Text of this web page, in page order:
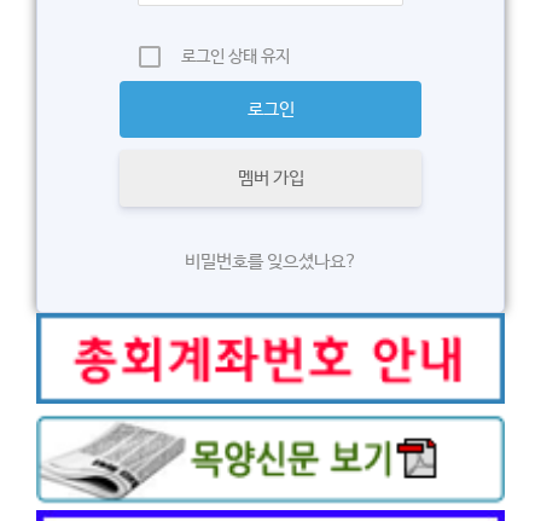
로그인 상태 유지
멤버 가입
비밀번호를 잊으셨나요?